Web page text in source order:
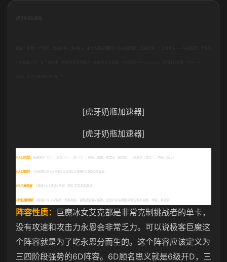
[虎牙奶瓶加速器]
[虎牙奶瓶加速器]
8人口成型： 特朗德尔（ 3 ）、艾克（ 3 ）、蔚（ 3 ）、布隆、迦娜、布里茨（金克斯）、丽桑卓（悠米）、杰斯（选上）
8人口羁绊： 4/6 极客2 格斗 2 学者 2 执法官0/2 保镖 0/2 姐妹 0/1 猫猫
1代巨魔理解： 4 极客4 斗 3 炼金 2 学者（带扎克蒙多丽桑卓）
2代巨魔理解： 4 极客2 斗（只留蔚）布隆单挂，留机器就是 2 保镖，空位针对决赛圈其他玩家补白魔、学者、执法官
阵容性质：
巨魔冰女艾克都是非常克制挑战者的单卡，
没有攻速和攻击力永恩会非常乏力。可以说极客巨魔这
个阵容就是为了吃永恩分而生的。这个阵容应该定义为
三四阶段强势的6D 阵容。 6D顾名思义就是6级开D ，三